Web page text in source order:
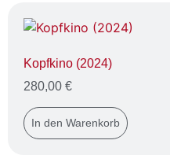
Kopfkino (2024)
280,00 €
In den Warenkorb